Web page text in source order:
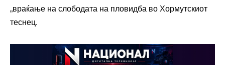
„враќање на слободата на пловидба во Хормутскиот
теснец.